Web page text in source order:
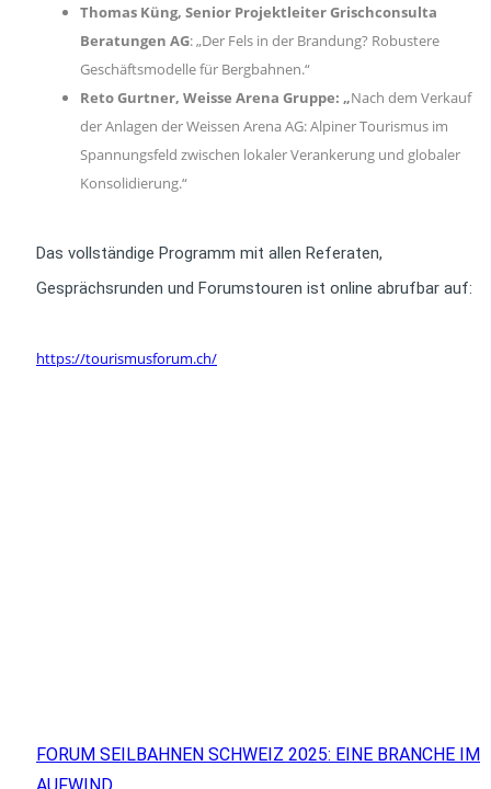
Thomas Küng, Senior Projektleiter Grischconsulta
Beratungen AG: „Der Fels in der Brandung? Robustere
Geschäftsmodelle für Bergbahnen.“
Reto Gurtner, Weisse Arena Gruppe: „Nach dem Verkauf
der Anlagen der Weissen Arena AG: Alpiner Tourismus im
Spannungsfeld zwischen lokaler Verankerung und globaler
Konsolidierung.“
Das vollständige Programm mit allen Referaten,
Gesprächsrunden und Forumstouren ist online abrufbar auf:
https://tourismusforum.ch/
FORUM SEILBAHNEN SCHWEIZ 2025: EINE BRANCHE IM